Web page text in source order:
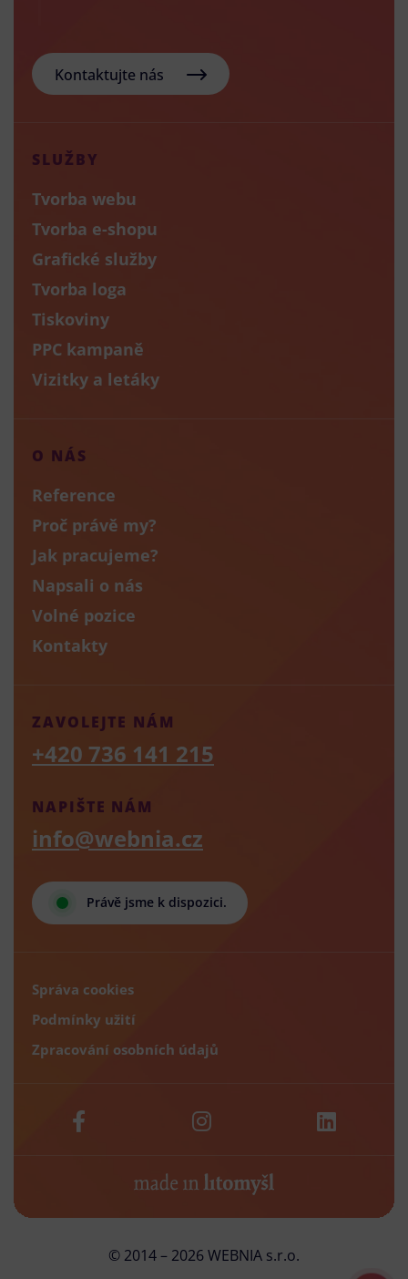
Kontaktujte nás
SLUŽBY
Tvorba webu
Tvorba e-shopu
Grafické služby
Tvorba loga
Tiskoviny
PPC kampaně
Vizitky a letáky
O NÁS
Reference
Proč právě my?
Jak pracujeme?
Napsali o nás
Volné pozice
Kontakty
Právě jsme k dispozici.
NAPIŠTE NÁM
info@webnia.cz
ZAVOLEJTE NÁM
+420 736 141 215
Správa cookies
Podmínky užití
Zpracování osobních údajů
© 2014 – 2026 WEBNIA s.r.o.